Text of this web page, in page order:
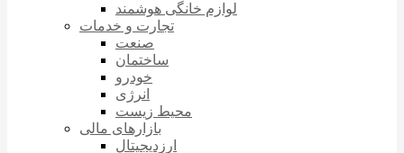
لوازم خانگی هوشمند
تجارت و خدمات
صنعت
ساختمان
خودرو
انرژی
محیط زیست
بازارهای مالی
ارزدیجیتال